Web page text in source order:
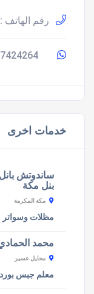
رقم الهاتف :
خدمات اخرى
ساندوتش
بنل مكة
مكة المكرمة
مظلات وسواتر
محمد
محايل عسير
معلم جبس بورد